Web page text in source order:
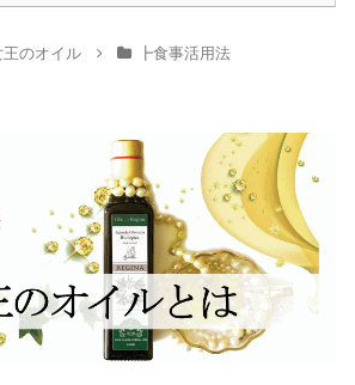
のオイル ┣食事活用法